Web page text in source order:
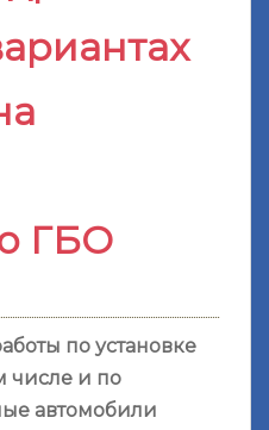
ГБО
по установке
числе и по
автомобили